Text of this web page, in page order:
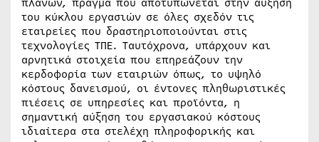
του κύκλου εργασιών σε όλες σχεδόν τις
εταιρείες που δραστηριοποιούνται στις
τεχνολογίες ΤΠΕ. Ταυτόχρονα, υπάρχουν και
αρνητικά στοιχεία που επηρεάζουν την
κερδοφορία των εταιριών όπως, το υψηλό
κόστους δανεισμού, οι έντονες πληθωριστικές
πιέσεις σε υπηρεσίες και προϊόντα, η
σημαντική αύξηση του εργασιακού κόστους
ιδιαίτερα στα στελέχη πληροφορικής και